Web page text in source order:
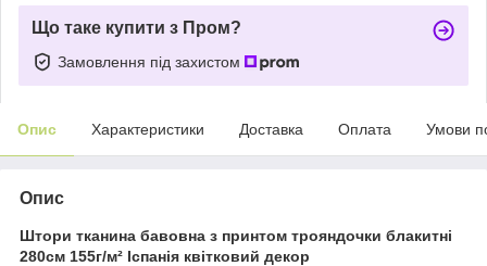
Що таке купити з Пром?
Замовлення під захистом
Опис Характеристики Доставка Оплата Умови
Опис
Штори тканина бавовна з принтом трояндочки блакитні
280см 155г/м² Іспанія квітковий декор